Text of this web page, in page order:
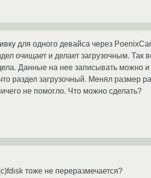
для одного девайса через
очищает и делает загрузочным. Так
Данные на нее записывать можно
что раздел загрузочный. Менял размер
не помогло. Что можно сделать?
тоже не переразмечается?